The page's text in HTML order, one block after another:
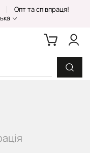
Опт та співпраця!